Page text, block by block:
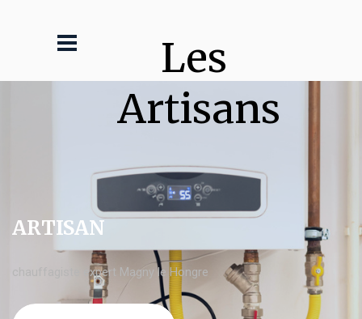
Les
Artisans
ARTISAN
chauffagiste expert Magny le Hongre